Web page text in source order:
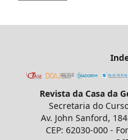
Revista da Casa da
Secretaria do
Av. John Sanford,
CEP: 62030-000 -